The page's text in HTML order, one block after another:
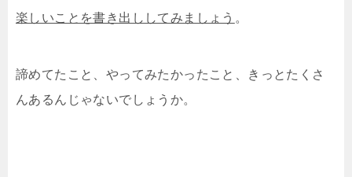
楽しいことを書き出ししてみましょう 。
諦めてたこと、やってみたかったこと、きっとたくさ
んあるんじゃないでしょうか。